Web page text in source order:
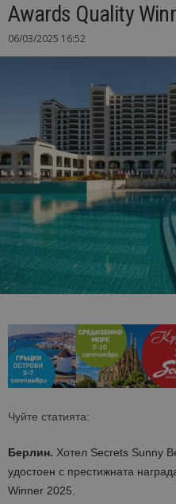
Awards Quality
06/03/2025 16:52
Чуйте статията:
Берлин. Хотел Secrets Sunny
удостоен с престижната
Winner 2025.